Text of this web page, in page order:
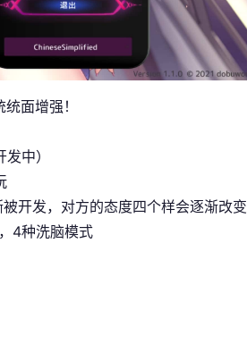
面增强！
中）
开发，对方的态度四个样会逐渐改变
4种洗脑模式